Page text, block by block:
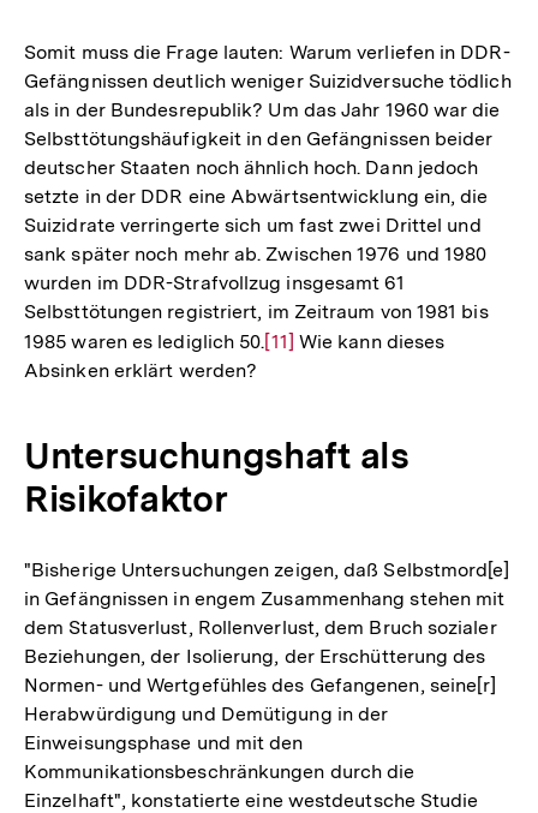
der
Fußnote
Somit muss die Frage lauten: Warum verliefen in DDR-
Gefängnissen deutlich weniger Suizidversuche tödlich
als in der Bundesrepublik? Um das Jahr 1960 war die
Selbsttötungshäufigkeit in den Gefängnissen beider
deutscher Staaten noch ähnlich hoch. Dann jedoch
setzte in der DDR eine Abwärtsentwicklung ein, die
Suizidrate verringerte sich um fast zwei Drittel und
sank später noch mehr ab. Zwischen 1976 und 1980
wurden im DDR-Strafvollzug insgesamt 61
Selbsttötungen registriert, im Zeitraum von 1981 bis
1985 waren es lediglich 50.Zur
[11] Wie kann dieses
Absinken erklärt werden?
Untersuchungshaft als
Risikofaktor
"Bisherige Untersuchungen zeigen, daß Selbstmord[e]
in Gefängnissen in engem Zusammenhang stehen mit
dem Statusverlust, Rollenverlust, dem Bruch sozialer
Beziehungen, der Isolierung, der Erschütterung des
Normen- und Wertgefühles des Gefangenen, seine[r]
Herabwürdigung und Demütigung in der
Einweisungsphase und mit den
Kommunikationsbeschränkungen durch die
Einzelhaft", konstatierte eine westdeutsche Studie